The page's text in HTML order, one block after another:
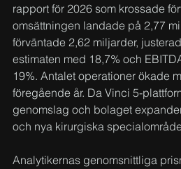
rapport för 2026 som krossade
omsättningen landade på 2,77
förväntade 2,62 miljarder,
estimaten med 18,7% och
19%. Antalet operationer ökade
föregående år. Da Vinci 5-
genomslag och bolaget
och nya kirurgiska
Analytikernas genomsnittliga